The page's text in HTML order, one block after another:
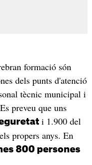
formació són
dels punts d'atenció
tècnic municipal i
preveu que uns
i 1.900 del
propers anys. En
800 persones